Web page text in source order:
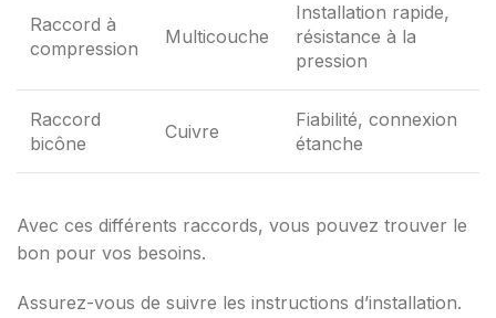
Raccord à
compression
Multicouche
Installation rapide,
résistance à la
pression
Raccord
bicône
Cuivre
Fiabilité, connexion
étanche
Avec ces différents raccords, vous pouvez trouver le
bon pour vos besoins.
Assurez-vous de suivre les instructions d’installation.